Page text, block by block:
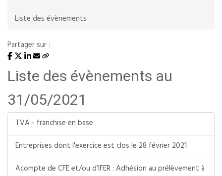
Liste des évènements
Partager sur :
Liste des évènements au
31/05/2021
TVA - franchise en base
Entreprises dont l'exercice est clos le 28 février 2021
Acompte de CFE et/ou d’IFER : Adhésion au prélèvement à